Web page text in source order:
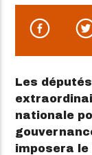
Les
nationale
imposera